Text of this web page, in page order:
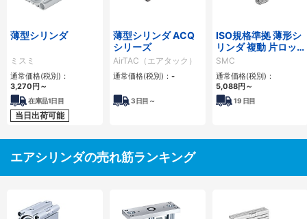
薄型シリンダ
ミスミ
通常価格(税別)：
3,270 円 ～
在庫品1日目
当日出荷可能
薄型シリンダ ACQ
シリーズ
AirTAC（エアタック）
通常価格(税別)： -
3日目～
ISO規格準拠 薄形シ
リンダ 複動 片ロッ
ド C55シリーズ
SMC
通常価格(税別)：
5,088円 ～
19 日目
エアシリンダの売れ筋ランキング